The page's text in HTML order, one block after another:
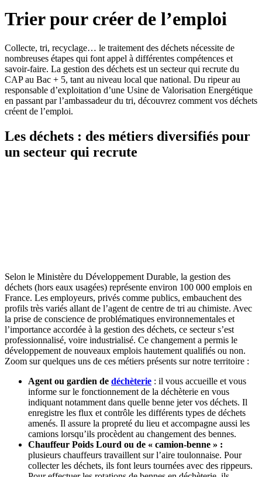
Trier pour créer de l’emploi
Collecte, tri, recyclage… le traitement des déchets nécessite de
nombreuses étapes qui font appel à différentes compétences et
savoir-faire. La gestion des déchets est un secteur qui recrute du
CAP au Bac + 5, tant au niveau local que national. Du ripeur au
responsable d’exploitation d’une Usine de Valorisation Energétique
en passant par l’ambassadeur du tri, découvrez comment vos déchets
créent de l’emploi.
Les déchets : des métiers diversifiés pour
un secteur qui recrute
Selon le Ministère du Développement Durable, la gestion des
déchets (hors eaux usagées) représente environ 100 000 emplois en
France. Les employeurs, privés comme publics, embauchent des
profils très variés allant de l’agent de centre de tri au chimiste. Avec
la prise de conscience de problématiques environnementales et
l’importance accordée à la gestion des déchets, ce secteur s’est
professionnalisé, voire industrialisé. Ce changement a permis le
développement de nouveaux emplois hautement qualifiés ou non.
Zoom sur quelques uns de ces métiers présents sur notre territoire :
Agent ou gardien de déchèterie : il vous accueille et vous
informe sur le fonctionnement de la déchèterie en vous
indiquant notamment dans quelle benne jeter vos déchets. Il
enregistre les flux et contrôle les différents types de déchets
amenés. Il assure la propreté du lieu et accompagne aussi les
camions lorsqu’ils procèdent au changement des bennes.
Chauffeur Poids Lourd ou de « camion-benne » :
plusieurs chauffeurs travaillent sur l’aire toulonnaise. Pour
collecter les déchets, ils font leurs tournées avec des rippeurs.